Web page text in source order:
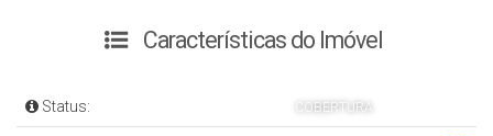
Características do Imóvel
Status: COBERTURA